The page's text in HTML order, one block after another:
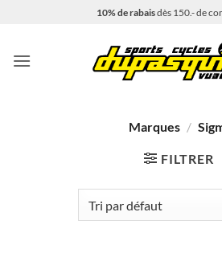
10% de rabaisdès 150.- de
Marques /
FILTRER